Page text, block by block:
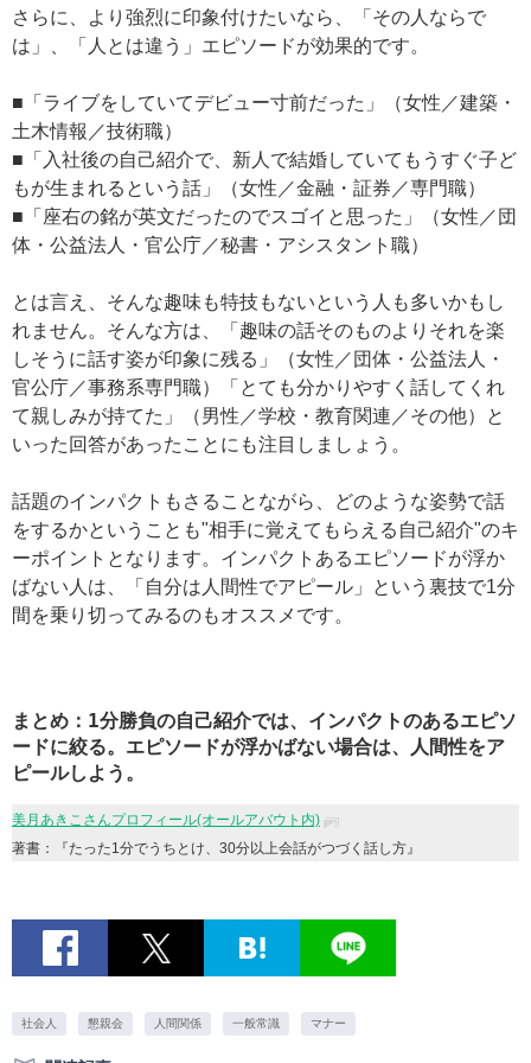
さらに、より強烈に印象付けたいなら、「その人ならで
は」、「人とは違う」エピソードが効果的です。
■「ライブをしていてデビュー寸前だった」（女性／建築・
土木情報／技術職）
■「入社後の自己紹介で、新人で結婚していてもうすぐ子ど
もが生まれるという話」（女性／金融・証券／専門職）
■「座右の銘が英文だったのでスゴイと思った」（女性／団
体・公益法人・官公庁／秘書・アシスタント職）
とは言え、そんな趣味も特技もないという人も多いかもし
れません。そんな方は、「趣味の話そのものよりそれを楽
しそうに話す姿が印象に残る」（女性／団体・公益法人・
官公庁／事務系専門職）「とても分かりやすく話してくれ
て親しみが持てた」（男性／学校・教育関連／その他）と
いった回答があったことにも注目しましょう。
話題のインパクトもさることながら、どのような姿勢で話
をするかということも"相手に覚えてもらえる自己紹介"のキ
ーポイントとなります。インパクトあるエピソードが浮か
ばない人は、「自分は人間性でアピール」という裏技で1分
間を乗り切ってみるのもオススメです。
まとめ：1分勝負の自己紹介では、インパクトのあるエピソ
ードに絞る。エピソードが浮かばない場合は、人間性をア
ピールしよう。
美月あきこさんプロフィール(オールアバウト内)
著書：『たった1分でうちとけ、30分以上会話がつづく話し方』
社会人 懇親会 人間関係 一般常識 マナー